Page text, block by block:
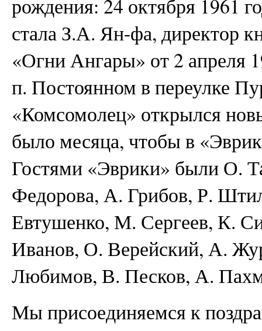
рождения: 24 октября 1961
стала З.А. Ян-фа, директор
«Огни Ангары» от 2 апреля
п. Постоянном в переулке
«Комсомолец» открылся
было месяца, чтобы в
Гостями «Эврики» были О.
Федорова, А. Грибов, Р.
Евтушенко, М. Сергеев, К.
Иванов, О. Верейский, А.
Любимов, В. Песков, А.
Мы присоединяемся к